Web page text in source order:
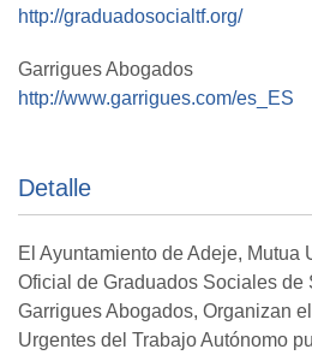
http://graduadosocialtf.org/
Garrigues Abogados
http://www.garrigues.com/es_ES
Detalle
El Ayuntamiento de Adeje, Mutua
Oficial de Graduados Sociales de
Garrigues Abogados, Organizan
Urgentes del Trabajo Autónomo